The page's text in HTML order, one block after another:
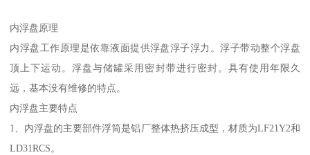
内浮盘原理
内浮盘工作原理是依靠液面提供浮盘浮子浮力。浮子带动整个浮盘
顶上下运动。浮盘与储罐采用密封带进行密封。具有使用年限久
远，基本没有维修的特点。
内浮盘主要特点
1、内浮盘的主要部件浮筒是铝厂整体热挤压成型，材质为LF21Y2和
LD31RCS。